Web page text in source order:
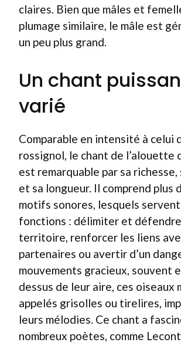
claires. Bien que mâles et
plumage similaire, le mâle est
un peu plus grand.
Un chant
varié
Comparable en intensité à celui
rossignol, le chant de l’alouette
est remarquable par sa
et sa longueur. Il comprend plus
motifs sonores, lesquels
fonctions : délimiter et
territoire, renforcer les liens
partenaires ou avertir d’un
mouvements gracieux, souvent
dessus de leur aire, ces oiseaux
appelés grisolles ou tirelires,
leurs mélodies. Ce chant a
nombreux poètes, comme